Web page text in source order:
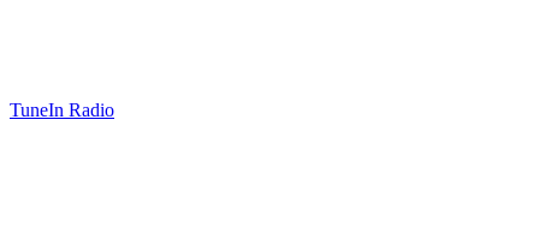
TuneIn Radio